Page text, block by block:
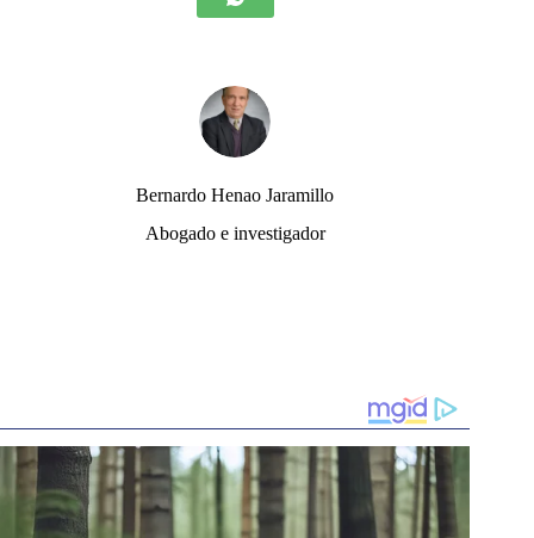
Bernardo Henao Jaramillo
Abogado e investigador